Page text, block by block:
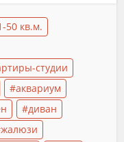
50 кв.м.
студии
аквариум
диван
жалюзи